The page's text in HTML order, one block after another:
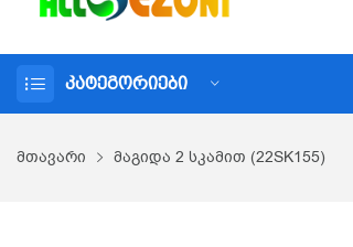
ᲙᲐᲢᲔᲒᲝᲠᲘᲔᲑᲘ
მთავარი მაგიდა 2 სკამით (22SK155)